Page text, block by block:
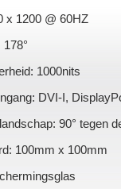
x 1200 @ 60HZ
1000nits
DVI-I,
90° tegen
100mm x 100mm